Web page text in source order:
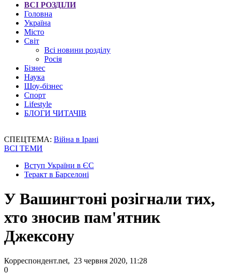
ВСІ РОЗДІЛИ
Головна
Україна
Місто
Світ
Всі новини розділу
Росія
Бізнес
Наука
Шоу-бізнес
Спорт
Lifestyle
БЛОГИ ЧИТАЧІВ
СПЕЦТЕМА: Війна в Ірані
ВСІ ТЕМИ
Вступ України в ЄС
Теракт в Барселоні
У Вашингтоні розігнали тих,
хто зносив пам'ятник
Джексону
Корреспондент.net, 23 червня 2020, 11:28
0